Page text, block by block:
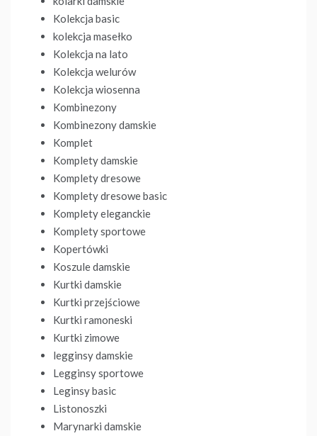
Kolekcja basic
kolekcja masełko
Kolekcja na lato
Kolekcja welurów
Kolekcja wiosenna
Kombinezony
Kombinezony damskie
Komplet
Komplety damskie
Komplety dresowe
Komplety dresowe basic
Komplety eleganckie
Komplety sportowe
Kopertówki
Koszule damskie
Kurtki damskie
Kurtki przejściowe
Kurtki ramoneski
Kurtki zimowe
legginsy damskie
Legginsy sportowe
Leginsy basic
Listonoszki
Marynarki damskie